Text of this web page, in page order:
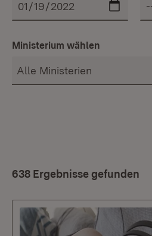
Ministerium wählen
638 Ergebnisse gefunden